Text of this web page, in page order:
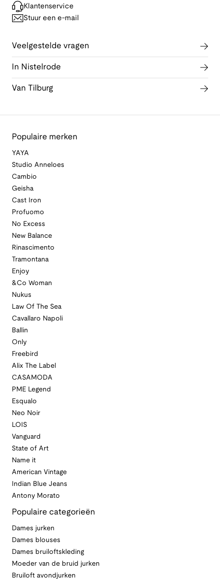
Klantenservice
Stuur een e-mail
Veelgestelde vragen
In Nistelrode
Van Tilburg
Populaire merken
YAYA
Studio Anneloes
Cambio
Geisha
Cast Iron
Profuomo
No Excess
New Balance
Rinascimento
Tramontana
Enjoy
&Co Woman
Nukus
Law Of The Sea
Cavallaro Napoli
Ballin
Only
Freebird
Alix The Label
CASAMODA
PME Legend
Esqualo
Neo Noir
LOIS
Vanguard
State of Art
Name it
American Vintage
Indian Blue Jeans
Antony Morato
Populaire categorieën
Dames jurken
Dames blouses
Dames bruiloftskleding
Moeder van de bruid jurken
Bruiloft avondjurken